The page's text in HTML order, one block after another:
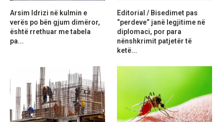
Arsim Idrizi në kulmin e
verës po bën gjum dimëror,
është rrethuar me tabela
pa...
Editorial / Bisedimet pas
“perdeve” janë legjitime në
diplomaci, por para
nënshkrimit patjetër të
ketë...